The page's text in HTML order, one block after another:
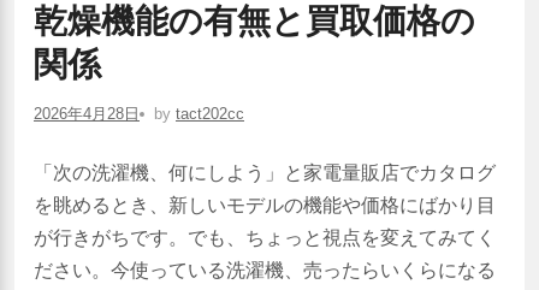
乾燥機能の有無と買取価格の
関係
2026年4月28日 by tact202cc
「次の洗濯機、何にしよう」と家電量販店でカタログ
を眺めるとき、新しいモデルの機能や価格にばかり目
が行きがちです。でも、ちょっと視点を変えてみてく
ださい。今使っている洗濯機、売ったらいくらになる